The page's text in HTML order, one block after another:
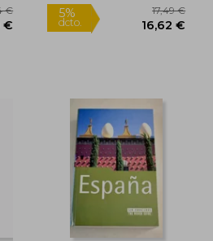
5%
dcto.